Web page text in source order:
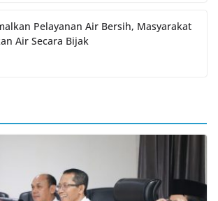
Pelayanan Air Bersih, Masyarakat
Air Secara Bijak